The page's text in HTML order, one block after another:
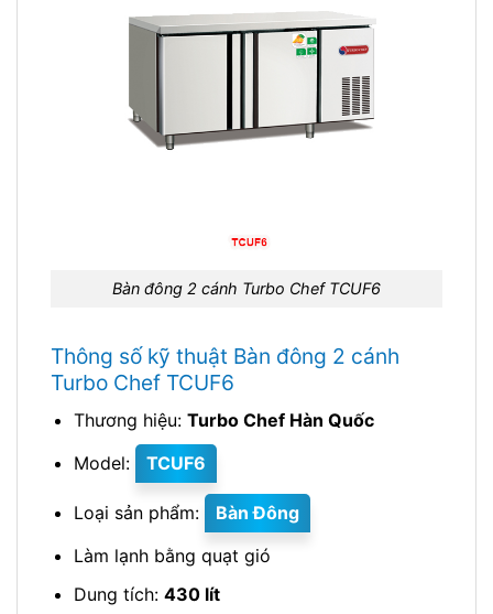
Bàn đông 2 cánh Turbo Chef TCUF6
Thông số kỹ thuật Bàn đông 2 cánh
Turbo Chef TCUF6
Thương hiệu: Turbo Chef Hàn Quốc
Model:
TCUF6
Loại sản phẩm:
Bàn Đông
Làm lạnh bằng quạt gió
Dung tích: 430 lít